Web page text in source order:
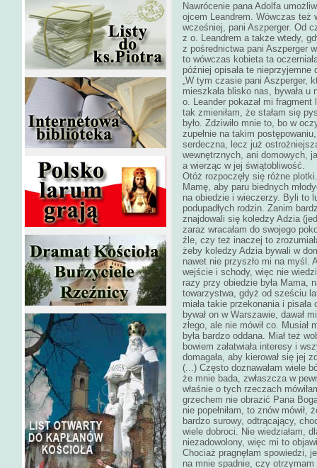
Nawrócenie pana Adolfa
ojcem Leandrem. Wówczas też
wcześniej, pani Aszperger. Od
z o. Leandrem a także wtedy,
z pośrednictwa pani Aszperger
to wówczas kobieta ta
później opisała te
„W tym czasie pani Aszperger,
mieszkała blisko nas, bywała
o. Leander pokazał mi
tak zmieniłam, że stałam się
było. Zdziwiło mnie to, bo w
zupełnie na takim
serdeczna, lecz już
wewnętrznych, ani domowych,
a wierząc w jej świątobliwość.
Otóż rozpoczęły się różne
Mamę, aby paru biednych
na obiedzie i wieczerzy. Byli to
podupadłych rodzin. Zanim
znajdowali się koledzy Adzia
zaraz wracałam do swojego
źle, czy też inaczej to
żeby koledzy Adzia bywali w
nawet nie przyszło mi na myśl.
wejście i schody, więc nie
razy przy obiedzie była Mama,
towarzystwa, gdyż od sześciu
miała takie przekonania i
bywał on w Warszawie, dawał
złego, ale nie mówił co.
była bardzo oddana. Miał też
bowiem załatwiała interesy i
domagała, aby kierował się jej
(...) Często doznawałam wiele
że mnie bada, zwłaszcza w
właśnie o tych rzeczach
grzechem nie obrazić Pana
nie popełniłam, to znów
bardzo surowy, odtrącający,
wiele dobroci. Nie wiedziałam,
niezadowolony, więc mi to
Chociaż pragnęłam spowiedzi,
na mnie spadnie, czy